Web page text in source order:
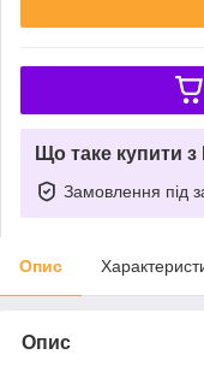
Що таке купити
Замовлення під
Опис
Опис